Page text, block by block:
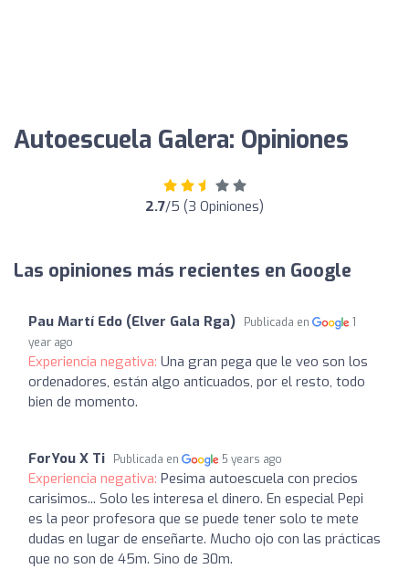
Autoescuela Galera: Opiniones
2.7/5 (3 Opiniones)
Las opiniones más recientes en Google
Pau Martí Edo (Elver Gala Rga) Publicada en
1
year ago
Experiencia negativa: Una gran pega que le veo son los
ordenadores, están algo anticuados, por el resto, todo
bien de momento.
ForYou X Ti Publicada en 5 years ago
Experiencia negativa: Pesima autoescuela con precios
carisimos... Solo les interesa el dinero. En especial Pepi
es la peor profesora que se puede tener solo te mete
dudas en lugar de enseñarte. Mucho ojo con las prácticas
que no son de 45m. Sino de 30m.